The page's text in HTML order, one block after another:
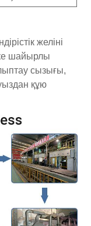
желіні
шайырлы
сызығы,
құю